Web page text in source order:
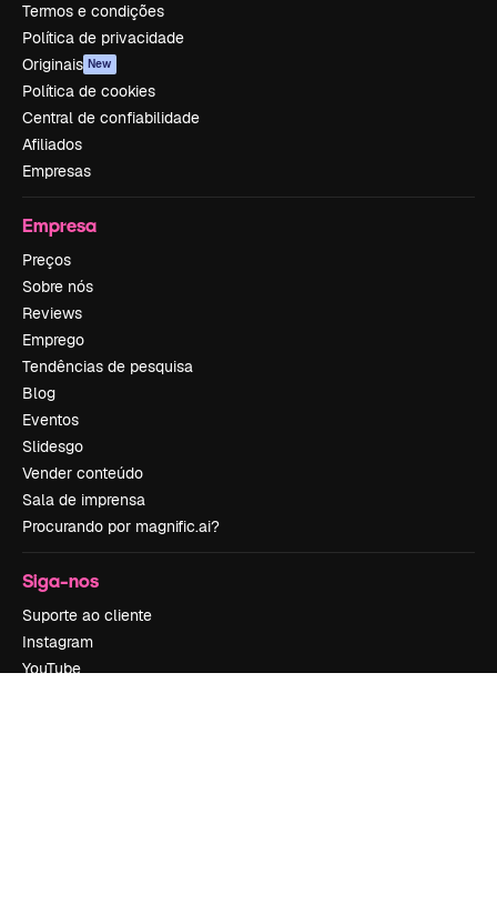
Termos e condições
Política de privacidade
Originais New
Política de cookies
Central de confiabilidade
Afiliados
Empresas
Empresa
Preços
Sobre nós
Reviews
Emprego
Tendências de pesquisa
Blog
Eventos
Slidesgo
Vender conteúdo
Sala de imprensa
Procurando por magnific.ai?
Siga-nos
Suporte ao cliente
Instagram
YouTube